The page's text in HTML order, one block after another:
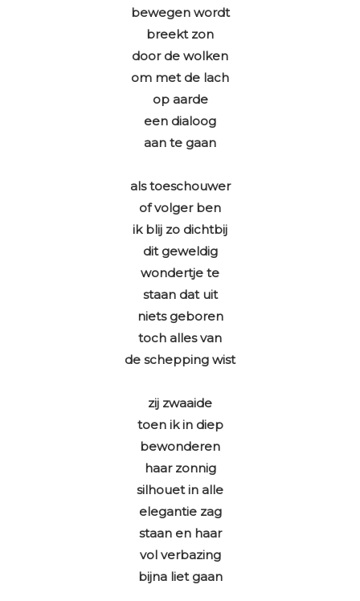
bewegen wordt
breekt zon
door de wolken
om met de lach
op aarde
een dialoog
aan te gaan
als toeschouwer
of volger ben
ik blij zo dichtbij
dit geweldig
wondertje te
staan dat uit
niets geboren
toch alles van
de schepping wist
zij zwaaide
toen ik in diep
bewonderen
haar zonnig
silhouet in alle
elegantie zag
staan en haar
vol verbazing
bijna liet gaan